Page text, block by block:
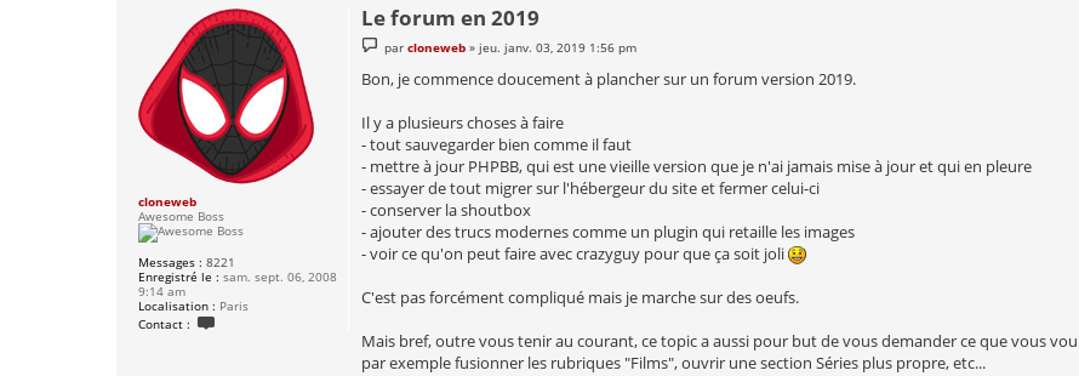
cloneweb
Awesome Boss
Messages : 8221
Enregistré le : sam. sept. 06, 2008
9:14 am
Localisation : Paris
Contact :
Le forum en 2019
M
e
s
e
par cloneweb» jeu. janv. 03, 2019 1:56 pm
Bon, je commence doucement à plancher sur un forum version 2019.
Il y a plusieurs choses à faire
- tout sauvegarder bien comme il faut
- mettre à jour PHPBB, qui est une vieille version que je n'ai jamais mise à jour et qui en pleure
- essayer de tout migrer sur l'hébergeur du site et fermer celui-ci
- conserver la shoutbox
- ajouter des trucs modernes comme un plugin qui retaille les images
- voir ce qu'on peut faire avec crazyguy pour que ça soit joli
C'est pas forcément compliqué mais je marche sur des oeufs.
Mais bref, outre vous tenir au courant, ce topic a aussi pour but de vous demander ce que vous
par exemple fusionner les rubriques "Films", ouvrir une section Séries plus propre, etc...